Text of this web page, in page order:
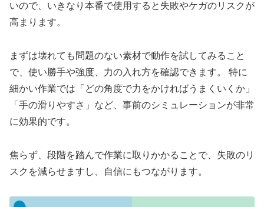
いので、いきなり本番で使用すると失敗やケガのリスクが
高まります。
まずは壊れても問題のない素材で動作を試してみること
で、使い勝手や強度、力の入れ方を確認できます。 特に
細かい作業では「どの角度で力をかければうまくいくか」
「手の滑りやすさ」など、事前のシミュレーションが非常
に効果的です。
焦らず、段階を踏んで作業に取りかかることで、失敗のリ
スクを減らせますし、自信にもつながります。